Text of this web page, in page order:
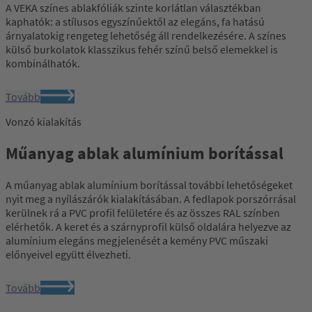
A VEKA színes ablakfóliák szinte korlátlan választékban
kaphatók: a stílusos egyszínűektől az elegáns, fa hatású
árnyalatokig rengeteg lehetőség áll rendelkezésére. A színes
külső burkolatok klasszikus fehér színű belső elemekkel is
kombinálhatók.
Tovább
Vonzó kialakítás
Műanyag ablak alumínium borítással
A műanyag ablak alumínium borítással további lehetőségeket
nyit meg a nyílászárók kialakításában. A fedlapok porszórrásal
kerülnek rá a PVC profil felületére és az összes RAL színben
elérhetők. A keret és a szárnyprofil külső oldalára helyezve az
alumínium elegáns megjelenését a kemény PVC műszaki
előnyeivel együtt élvezheti.
Tovább